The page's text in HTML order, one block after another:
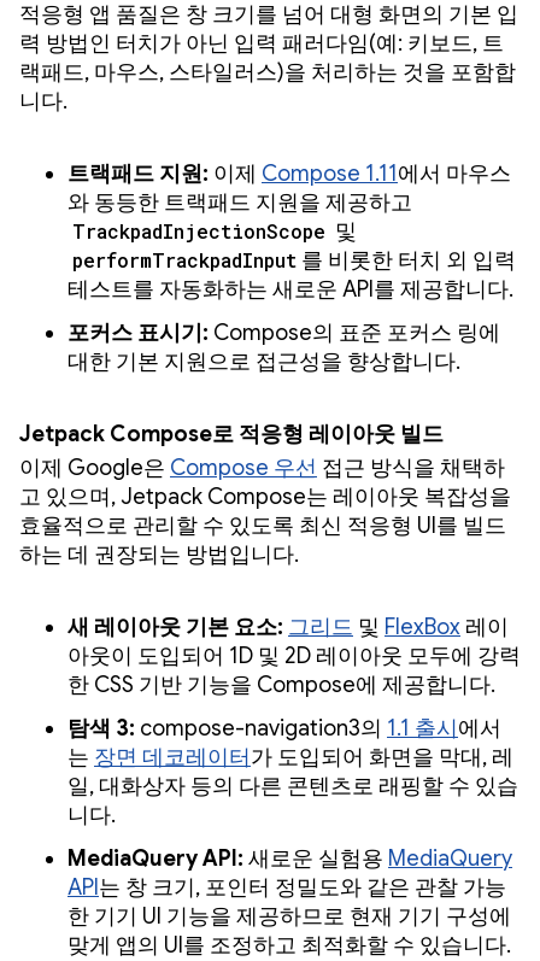
적응형 앱 품질은 창 크기를 넘어 대형 화면의 기본 입
력 방법인 터치가 아닌 입력 패러다임(예: 키보드, 트
랙패드, 마우스, 스타일러스)을 처리하는 것을 포함합
니다.
트랙패드 지원: 이제 Compose 1.11에서 마우스
와 동등한 트랙패드 지원을 제공하고
TrackpadInjectionScope 및
performTrackpadInput 를 비롯한 터치 외 입력
테스트를 자동화하는 새로운 API를 제공합니다.
포커스 표시기: Compose의 표준 포커스 링에
대한 기본 지원으로 접근성을 향상합니다.
Jetpack Compose로 적응형 레이아웃 빌드
이제 Google은 Compose 우선 접근 방식을 채택하
고 있으며, Jetpack Compose는 레이아웃 복잡성을
효율적으로 관리할 수 있도록 최신 적응형 UI를 빌드
하는 데 권장되는 방법입니다.
새 레이아웃 기본 요소: 그리드 및 FlexBox 레이
아웃이 도입되어 1D 및 2D 레이아웃 모두에 강력
한 CSS 기반 기능을 Compose에 제공합니다.
탐색 3: compose-navigation3의 1.1 출시에서
는 장면 데코레이터가 도입되어 화면을 막대, 레
일, 대화상자 등의 다른 콘텐츠로 래핑할 수 있습
니다.
MediaQuery API: 새로운 실험용 MediaQuery
API 는 창 크기, 포인터 정밀도와 같은 관찰 가능
한 기기 UI 기능을 제공하므로 현재 기기 구성에
맞게 앱의 UI를 조정하고 최적화할 수 있습니다.